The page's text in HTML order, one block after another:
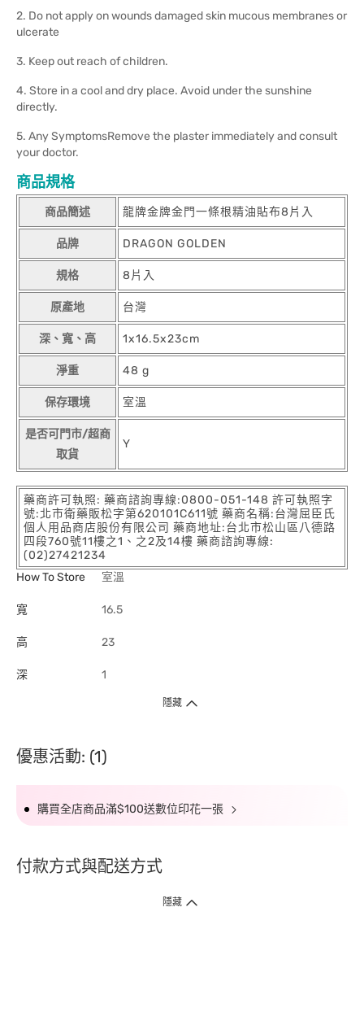
2. Do not apply on wounds damaged skin mucous membranes or
ulcerate
3. Keep out reach of children.
4. Store in a cool and dry place. Avoid under the sunshine
directly.
5. Any SymptomsRemove the plaster immediately and consult
your doctor.
商品規格
商品簡述 龍牌金牌金門一條根精油貼布8片入
品牌 DRAGON GOLDEN
規格 8片入
原產地 台灣
深、寬、高 1x16.5x23cm
淨重 48 g
保存環境 室溫
是否可門市/超商
取貨
Y
藥商許可執照: 藥商諮詢專線:0800-051-148 許可執照字
號:北市衛藥販松字第620101C611號 藥商名稱:台灣屈臣氏
個人用品商店股份有限公司 藥商地址:台北市松山區八德路
四段760號11樓之1、之2及14樓 藥商諮詢專線:
(02)27421234
How To Store
室溫
寬 16.5
高 23
深 1
隱藏
優惠活動: (1)
購買全店商品滿$100送數位印花一張
付款方式與配送方式
隱藏